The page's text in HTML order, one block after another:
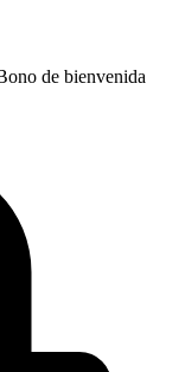
de bienvenida